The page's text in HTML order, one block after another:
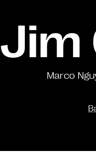
Jim
Marco